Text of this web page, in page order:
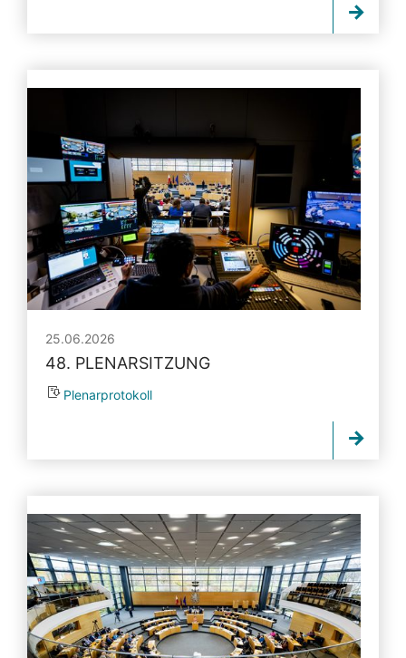
25.06.2026
48. PLENARSITZUNG
Plenarprotokoll